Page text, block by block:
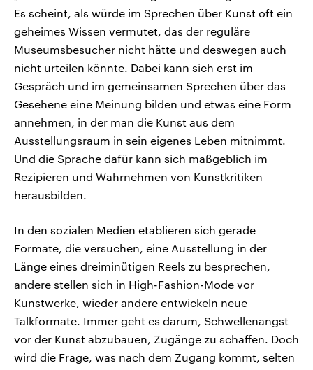
Es scheint, als würde im Sprechen über Kunst oft ein
geheimes Wissen vermutet, das der reguläre
Museumsbesucher nicht hätte und deswegen auch
nicht urteilen könnte. Dabei kann sich erst im
Gespräch und im gemeinsamen Sprechen über das
Gesehene eine Meinung bilden und etwas eine Form
annehmen, in der man die Kunst aus dem
Ausstellungsraum in sein eigenes Leben mitnimmt.
Und die Sprache dafür kann sich maßgeblich im
Rezipieren und Wahrnehmen von Kunstkritiken
herausbilden.
In den sozialen Medien etablieren sich gerade
Formate, die versuchen, eine Ausstellung in der
Länge eines dreiminütigen Reels zu besprechen,
andere stellen sich in High-Fashion-Mode vor
Kunstwerke, wieder andere entwickeln neue
Talkformate. Immer geht es darum, Schwellenangst
vor der Kunst abzubauen, Zugänge zu schaffen. Doch
wird die Frage, was nach dem Zugang kommt, selten